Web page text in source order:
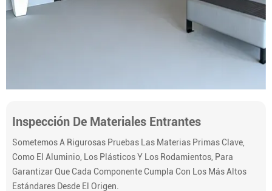
Inspección De Materiales Entrantes
Sometemos A Rigurosas Pruebas Las Materias Primas Clave,
Como El Aluminio, Los Plásticos Y Los Rodamientos, Para
Garantizar Que Cada Componente Cumpla Con Los Más Altos
Estándares Desde El Origen.